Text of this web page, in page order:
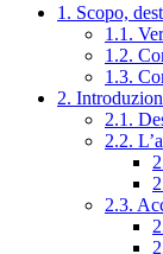
1. Scopo,
1.1.
1.2.
1.3.
2.
2.1.
2.2.
2.3.